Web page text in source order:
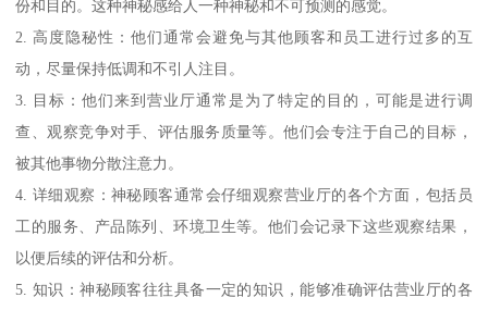
份和目的。这种神秘感给人一种神秘和不可预测的感觉。
2. 高度隐秘性：他们通常会避免与其他顾客和员工进行过多的互
动，尽量保持低调和不引人注目。
3. 目标：他们来到营业厅通常是为了特定的目的，可能是进行调
查、观察竞争对手、评估服务质量等。他们会专注于自己的目标，
被其他事物分散注意力。
4. 详细观察：神秘顾客通常会仔细观察营业厅的各个方面，包括员
工的服务、产品陈列、环境卫生等。他们会记录下这些观察结果，
以便后续的评估和分析。
5. 知识：神秘顾客往往具备一定的知识，能够准确评估营业厅的各